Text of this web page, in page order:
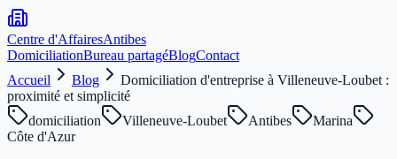
Centre d'AffairesAntibes
DomiciliationBureau partagéBlogContact
Accueil
Blog
Domiciliation d'entreprise à Villeneuve-Loubet :
proximité et simplicité
domiciliation
Villeneuve-Loubet Antibes
Marina
Côte d'Azur